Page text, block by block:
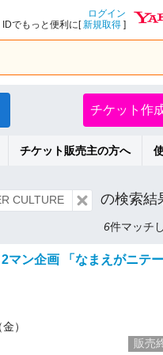
ログイン
IDでもっと便利に[新規取得 ]
チケット作
チケット販売主の方へ
CULTURE の検索結
6件マッチ
マン企画 「なまえがニテー
）
販売